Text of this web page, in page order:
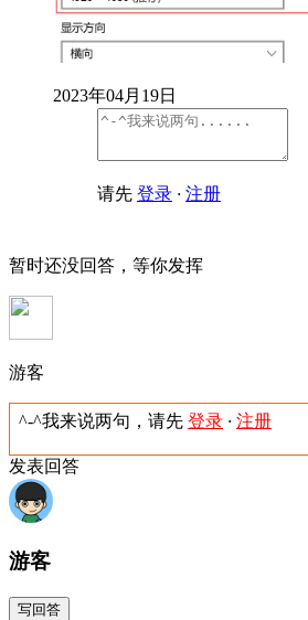
2023年04月19日
请先 登录 · 注册
暂时还没回答，等你发挥
游客
^-^我来说两句，请先 登录 · 注册
发表回答
游客
写回答